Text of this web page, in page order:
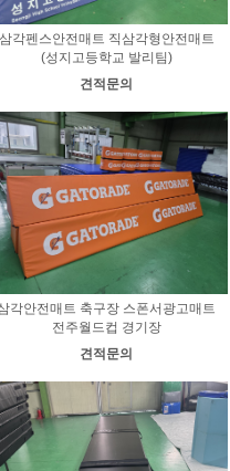
삼각펜스안전매트 직삼각형안전매트
(성지고등학교 발리팀)
견적문의
각안전매트 축구장 스폰서광고매트
전주월드컵 경기장
견적문의